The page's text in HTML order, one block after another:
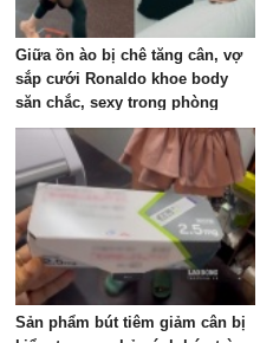
Giữa ồn ào bị chê tăng cân, vợ
sắp cưới Ronaldo khoe body
săn chắc, sexy trong phòng
gym, visual đủ sức dập tắt mọi
lời chê bai
Sản phẩm bút tiêm giảm cân bị